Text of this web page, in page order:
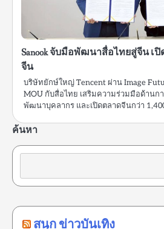
Sanook จับมือพัฒนาสื่อไทยสู่จีน เปิด
จีน
บริษัทยักษ์ใหญ่ Tencent ผ่าน Image
MOU กับสื่อไทย เสริมความร่วมมือด้านก
พัฒนาบุคลากร และเปิดตลาดจีนกว่า
ค้นหา
สนุก ข่าวบันเทิง